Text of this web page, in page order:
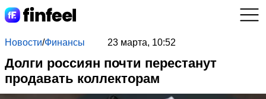
Новости/Финансы 23 марта, 10:52
Долги россиян почти перестанут
продавать коллекторам